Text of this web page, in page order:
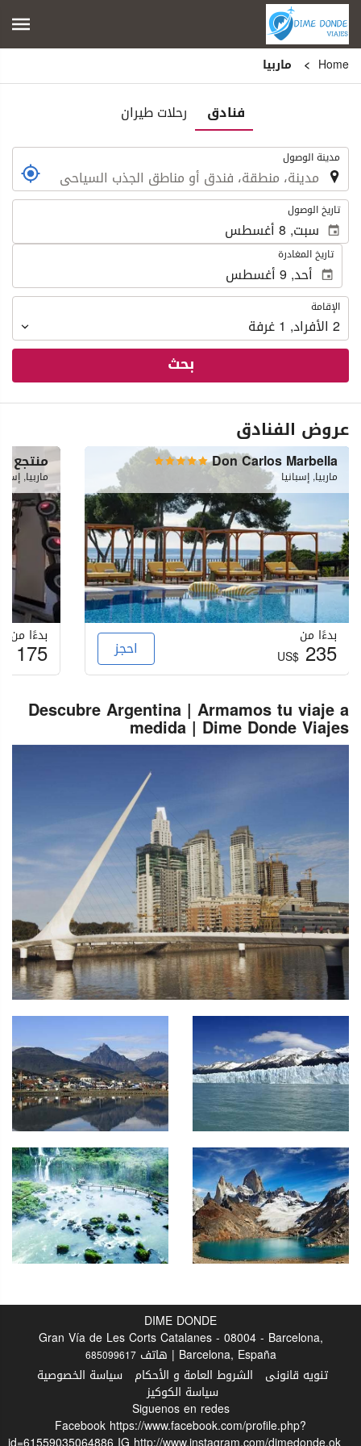
Home ماربيا
فنادق رحلات طيران
. مدينة الوصول
. تاريخ الوصول
تاريخ المغادرة
الإقامة
الإقامة
2 الأفراد,
1غرفة
بحث
عروض الفنادق
Don Carlos Marbella
ماربيا, إسبانيا
بدءًا من
US$235 احجز
منتجع
ماربيا,
بدءًا من
175
Descubre Argentina | Armamos tu viaje a
medida | Dime Donde Viajes
DIME DONDE
Gran Vía de Les Corts Catalanes - 08004 - Barcelona,
Barcelona, España | هاتف 685099617
تنويه قانونى الشروط العامة و الأحكام سياسة الخصوصية
سياسة الكوكيز
Siguenos en redes
Facebook https://www.facebook.com/profile.php?